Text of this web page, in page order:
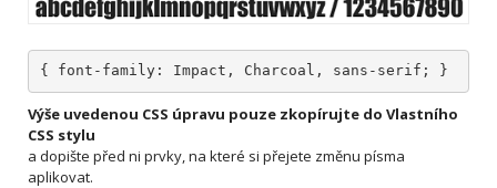
{ font-family: Impact, Charcoal, sans-serif; }
Výše uvedenou CSS úpravu pouze zkopírujte do Vlastního
CSS stylu
a dopište před ni prvky, na které si přejete změnu písma
aplikovat.